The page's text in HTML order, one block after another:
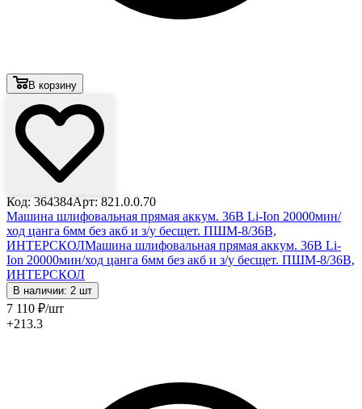
В корзину
Код: 364384Арт: 821.0.0.70
Машина шлифовальная прямая аккум. 36В Li-Ion 20000мин/
ход цанга 6мм без акб и з/у бесщет. ПШМ-8/36В,
ИНТЕРСКОЛМашина шлифовальная прямая аккум. 36В Li-
Ion 20000мин/ход цанга 6мм без акб и з/у бесщет. ПШМ-8/36В,
ИНТЕРСКОЛ
В наличии: 2 шт
7 110 ₽/шт
+213.3